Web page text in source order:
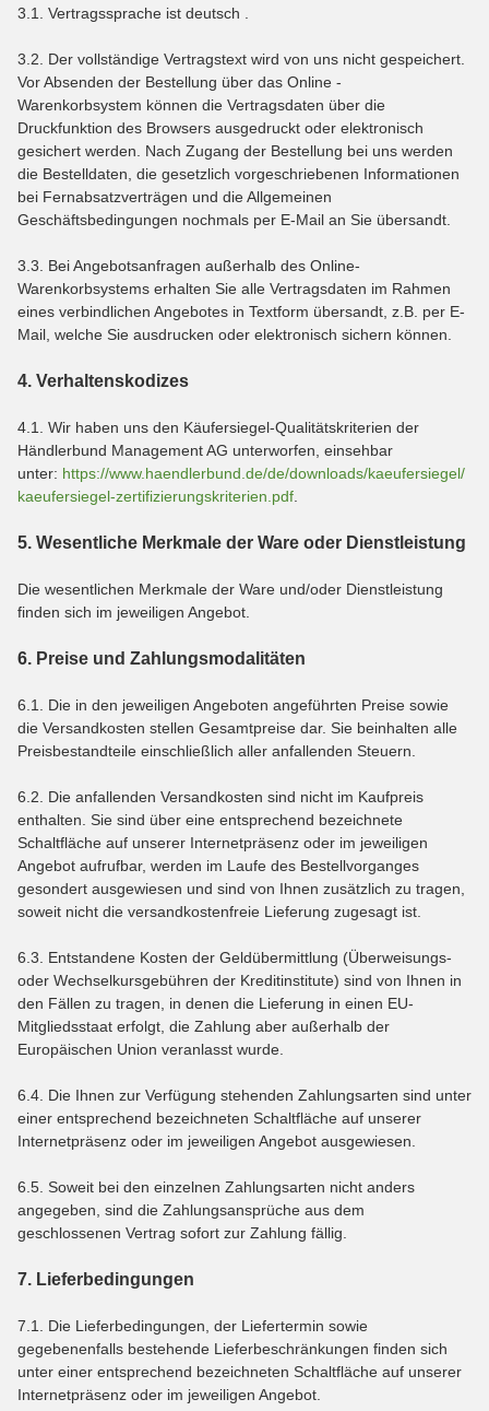
3.1. Vertragssprache ist deutsch .
3.2. Der vollständige Vertragstext wird von uns nicht gespeichert.
Vor Absenden der Bestellung über das Online -
Warenkorbsystem können die Vertragsdaten über die
Druckfunktion des Browsers ausgedruckt oder elektronisch
gesichert werden. Nach Zugang der Bestellung bei uns werden
die Bestelldaten, die gesetzlich vorgeschriebenen Informationen
bei Fernabsatzverträgen und die Allgemeinen
Geschäftsbedingungen nochmals per E-Mail an Sie übersandt.
3.3. Bei Angebotsanfragen außerhalb des Online-
Warenkorbsystems erhalten Sie alle Vertragsdaten im Rahmen
eines verbindlichen Angebotes in Textform übersandt, z.B. per E-
Mail, welche Sie ausdrucken oder elektronisch sichern können.
4. Verhaltenskodizes
4.1. Wir haben uns den Käufersiegel-Qualitätskriterien der
Händlerbund Management AG unterworfen, einsehbar
unter: https://www.haendlerbund.de/de/downloads/kaeufersiegel/
kaeufersiegel-zertifizierungskriterien.pdf
5. Wesentliche Merkmale der Ware oder Dienstleistung
Die wesentlichen Merkmale der Ware und/oder Dienstleistung
finden sich im jeweiligen Angebot.
6. Preise und Zahlungsmodalitäten
6.1. Die in den jeweiligen Angeboten angeführten Preise sowie
die Versandkosten stellen Gesamtpreise dar. Sie beinhalten alle
Preisbestandteile einschließlich aller anfallenden Steuern.
6.2. Die anfallenden Versandkosten sind nicht im Kaufpreis
enthalten. Sie sind über eine entsprechend bezeichnete
Schaltfläche auf unserer Internetpräsenz oder im jeweiligen
Angebot aufrufbar, werden im Laufe des Bestellvorganges
gesondert ausgewiesen und sind von Ihnen zusätzlich zu tragen,
soweit nicht die versandkostenfreie Lieferung zugesagt ist.
6.3. Entstandene Kosten der Geldübermittlung (Überweisungs-
oder Wechselkursgebühren der Kreditinstitute) sind von Ihnen in
den Fällen zu tragen, in denen die Lieferung in einen EU-
Mitgliedsstaat erfolgt, die Zahlung aber außerhalb der
Europäischen Union veranlasst wurde.
6.4. Die Ihnen zur Verfügung stehenden Zahlungsarten sind unter
einer entsprechend bezeichneten Schaltfläche auf unserer
Internetpräsenz oder im jeweiligen Angebot ausgewiesen.
6.5. Soweit bei den einzelnen Zahlungsarten nicht anders
angegeben, sind die Zahlungsansprüche aus dem
geschlossenen Vertrag sofort zur Zahlung fällig.
7. Lieferbedingungen
7.1. Die Lieferbedingungen, der Liefertermin sowie
gegebenenfalls bestehende Lieferbeschränkungen finden sich
unter einer entsprechend bezeichneten Schaltfläche auf unserer
Internetpräsenz oder im jeweiligen Angebot.